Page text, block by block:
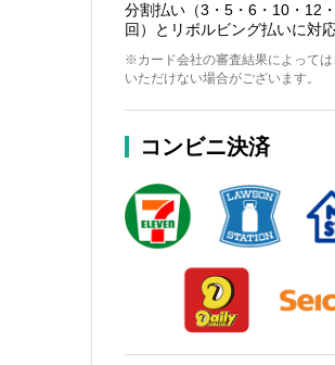
分割払い（3・5・6・10・12
回）とリボルビング払いに対
※カード会社の審査結果によって
いただけない場合がございます。
コンビニ決済